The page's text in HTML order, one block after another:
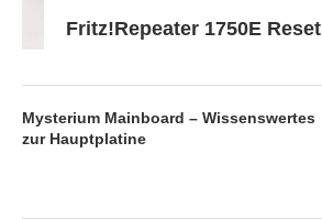
Fritz!Repeater 1750E Reset
Mysterium Mainboard – Wissenswertes
zur Hauptplatine